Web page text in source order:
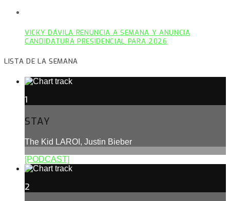
VICKY DÁVILA RENUNCIA A SEMANA Y ANUNCIA
CANDIDATURA PRESIDENCIAL PARA 2026
LISTA DE LA SEMANA
1
STAY
The Kid LAROI, Justin Bieber
[PODCAST]
2